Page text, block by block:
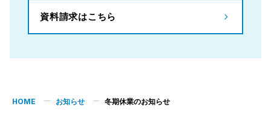
資料請求はこちら
HOME お知らせ 冬期休業のお知らせ